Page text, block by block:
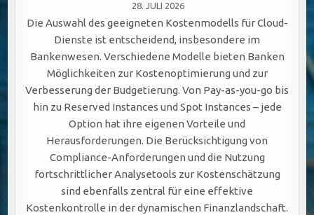
28. JULI 2026
Die Auswahl des geeigneten Kostenmodells für Cloud-
Dienste ist entscheidend, insbesondere im
Bankenwesen. Verschiedene Modelle bieten Banken
Möglichkeiten zur Kostenoptimierung und zur
Verbesserung der Budgetierung. Von Pay-as-you-go bis
hin zu Reserved Instances und Spot Instances – jede
Option hat ihre eigenen Vorteile und
Herausforderungen. Die Berücksichtigung von
Compliance-Anforderungen und die Nutzung
fortschrittlicher Analysetools zur Kostenschätzung
sind ebenfalls zentral für eine effektive
Kostenkontrolle in der dynamischen Finanzlandschaft.